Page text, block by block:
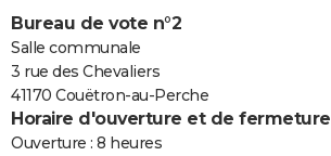
Bureau de vote n°2
Salle communale
3 rue des Chevaliers
41170 Couëtron-au-Perche
Horaire d'ouverture et de fermeture
Ouverture : 8 heures